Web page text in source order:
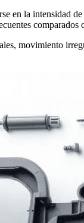
en la intensidad
comparados
movimiento